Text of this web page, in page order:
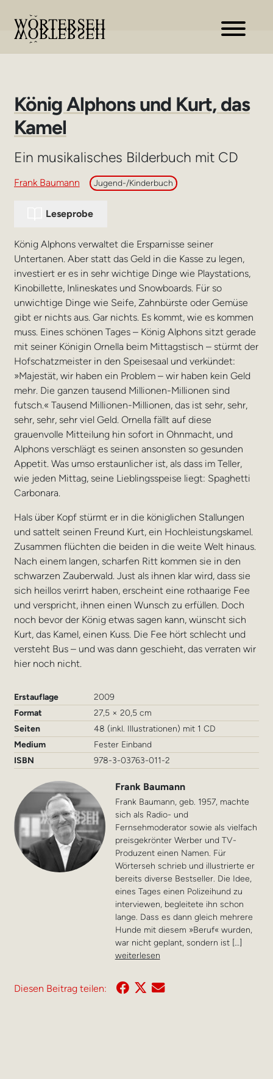
Zur
Navigation
Zum
Inhalt
König Alphons und Kurt, das
Kamel
Ein musikalisches Bilderbuch mit CD
Frank Baumann Jugend-/Kinderbuch
Leseprobe
König Alphons verwaltet die Ersparnisse seiner
Untertanen. Aber statt das Geld in die Kasse zu legen,
investiert er es in sehr wichtige Dinge wie Playstations,
Kinobillette, Inlineskates und Snowboards. Für so
unwichtige Dinge wie Seife, Zahnbürste oder Gemüse
gibt er nichts aus. Gar nichts. Es kommt, wie es kommen
muss. Eines schönen Tages – König Alphons sitzt gerade
mit seiner Königin Ornella beim Mittagstisch – stürmt der
Hofschatzmeister in den Speisesaal und verkündet:
»Majestät, wir haben ein Problem – wir haben kein Geld
mehr. Die ganzen tausend Millionen-Millionen sind
futsch.« Tausend Millionen-Millionen, das ist sehr, sehr,
sehr, sehr, sehr viel Geld. Ornella fällt auf diese
grauenvolle Mitteilung hin sofort in Ohnmacht, und
Alphons verschlägt es seinen ansonsten so gesunden
Appetit. Was umso erstaunlicher ist, als dass im Teller,
wie jeden Mittag, seine Lieblingsspeise liegt: Spaghetti
Carbonara.
Hals über Kopf stürmt er in die königlichen Stallungen
und sattelt seinen Freund Kurt, ein Hochleistungskamel.
Zusammen flüchten die beiden in die weite Welt hinaus.
Nach einem langen, scharfen Ritt kommen sie in den
schwarzen Zauberwald. Just als ihnen klar wird, dass sie
sich heillos verirrt haben, erscheint eine rothaarige Fee
und verspricht, ihnen einen Wunsch zu erfüllen. Doch
noch bevor der König etwas sagen kann, wünscht sich
Kurt, das Kamel, einen Kuss. Die Fee hört schlecht und
versteht Bus – und was dann geschieht, das verraten wir
hier noch nicht.
Erstauflage
2009
Format
27,5 × 20,5 cm
Seiten
48 (inkl. Illustrationen) mit 1 CD
Medium
Fester Einband
ISBN
978-3-03763-011-2
Frank Baumann
Frank Baumann, geb. 1957, machte
sich als Radio- und
Fernsehmoderator sowie als vielfach
preisgekrönter Werber und TV-
Produzent einen Namen. Für
Wörterseh schrieb und illustrierte er
bereits diverse Bestseller. Die Idee,
eines Tages einen Polizeihund zu
interviewen, begleitete ihn schon
lange. Dass es dann gleich mehrere
Hunde mit diesem »Beruf« wurden,
war nicht geplant, sondern ist […]
weiterlesen
Diesen Beitrag teilen: